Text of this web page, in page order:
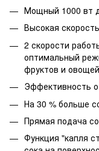
Мощный 1000 вт
Высокая
2 скорости
оптимальный
фруктов и
Эффективность
На 30 % больше
Прямая подача
Функция "капля